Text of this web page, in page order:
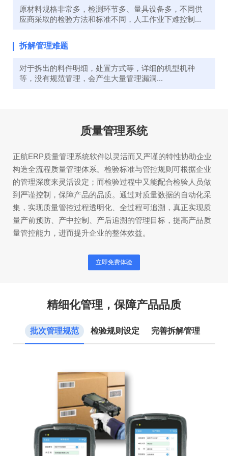
原材料规格非常多，检测环节多、量具设备多，不同供
应商采取的检验方法和标准不同，人工作业下难控制...
拆解管理难题
对于拆出的料件明细，处置方式等，详细的机型机种
等，没有规范管理，会产生大量管理漏洞...
质量管理系统
正航ERP质量管理系统软件以灵活而又严谨的特性协助企业
构造全流程质量管理体系。检验标准与管控规则可根据企业
的管理深度来灵活设定；而检验过程中又能配合检验人员做
到严谨控制，保障产品的品质。通过对质量数据的自动化采
集，实现质量管控过程透明化、全过程可追溯，真正实现质
量产前预防、产中控制、产后追溯的管理目标，提高产品质
量管控能力，进而提升企业的整体效益。
立即免费体验
精细化管理，保障产品品质
批次管理规范 检验规则设定 完善拆解管理